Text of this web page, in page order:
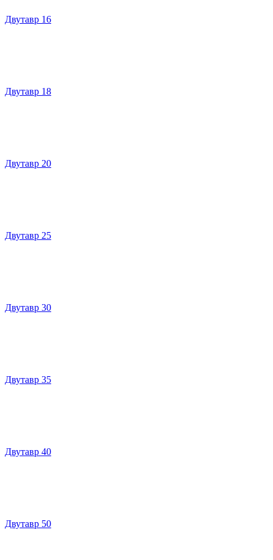
Двутавр 16
Двутавр 18
Двутавр 20
Двутавр 25
Двутавр 30
Двутавр 35
Двутавр 40
Двутавр 50